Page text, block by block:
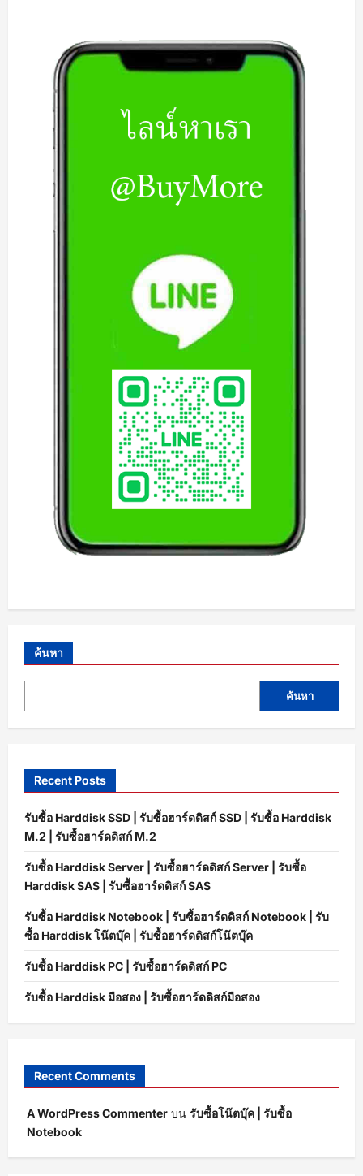
|
รับ
เสีย
ค้นหา
ค้นหา
Recent Posts
รับซื้อ Harddisk SSD | รับซื้อฮาร์ดดิสก์ SSD | รับซื้อ Harddisk
M.2 | รับซื้อฮาร์ดดิสก์ M.2
รับซื้อ Harddisk Server | รับซื้อฮาร์ดดิสก์ Server | รับซื้อ
Harddisk SAS | รับซื้อฮาร์ดดิสก์ SAS
รับซื้อ Harddisk Notebook | รับซื้อฮาร์ดดิสก์ Notebook | รับ
ซื้อ Harddisk โน๊ตบุ๊ค | รับซื้อฮาร์ดดิสก์โน๊ตบุ๊ค
รับซื้อ Harddisk PC | รับซื้อฮาร์ดดิสก์ PC
รับซื้อ Harddisk มือสอง | รับซื้อฮาร์ดดิสก์มือสอง
Recent Comments
A WordPress Commenter บน รับซื้อโน๊ตบุ๊ค | รับซื้อ
Notebook